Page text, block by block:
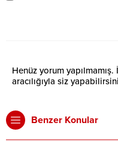
Henüz yorum
aracılığıyla siz
Benzer Konular